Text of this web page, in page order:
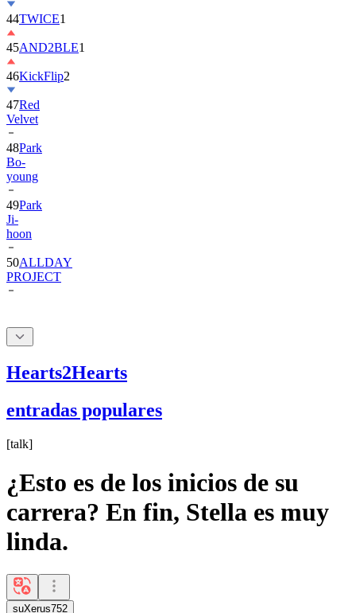
45AND2BLE
46KickFlip2
47Red
Velvet
48Park
Bo-
young
49Park
Ji-
hoon
50ALLDAY
PROJECT
Hearts2Hearts
entradas populares
[talk]
¿Esto es de los inicios de su
carrera? En fin, Stella es muy
linda.
suXerus752